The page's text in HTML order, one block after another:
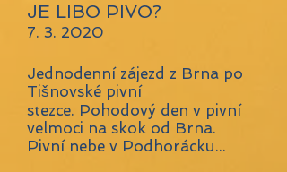
JE LIBO PIVO?
7. 3. 2020
Jednodenní zájezd z Brna po
Tišnovské pivní
stezce. Pohodový den v pivní
velmoci na skok od Brna.
Pivní nebe v Podhorácku...